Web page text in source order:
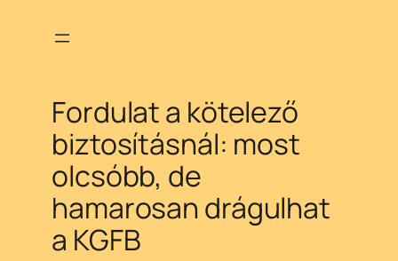
Fordulat a kötelező
biztosításnál: most
olcsóbb, de
hamarosan drágulhat
a KGFB